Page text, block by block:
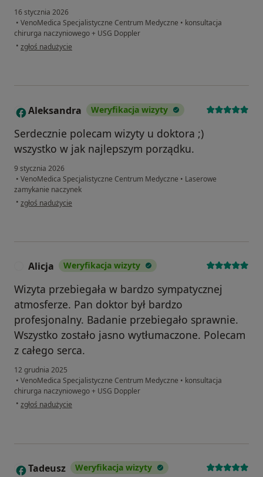
16 stycznia 2026
• VenoMedica Specjalistyczne Centrum Medyczne • konsultacja
chirurga naczyniowego + USG Doppler
• w opinii użytkownika Barbara
zgłoś nadużycie
A Aleksandra Weryfikacja wizyty
Serdecznie polecam wizyty u doktora ;)
wszystko w jak najlepszym porządku.
9 stycznia 2026
• VenoMedica Specjalistyczne Centrum Medyczne • Laserowe
zamykanie naczynek
• w opinii użytkownika Aleksandra
zgłoś nadużycie
Alicja Weryfikacja wizyty
Wizyta przebiegała w bardzo sympatycznej
atmosferze. Pan doktor był bardzo
profesjonalny. Badanie przebiegało sprawnie.
Wszystko zostało jasno wytłumaczone. Polecam
z całego serca.
12 grudnia 2025
• VenoMedica Specjalistyczne Centrum Medyczne • konsultacja
chirurga naczyniowego + USG Doppler
• w opinii użytkownika Alicja
zgłoś nadużycie
T Tadeusz Weryfikacja wizyty